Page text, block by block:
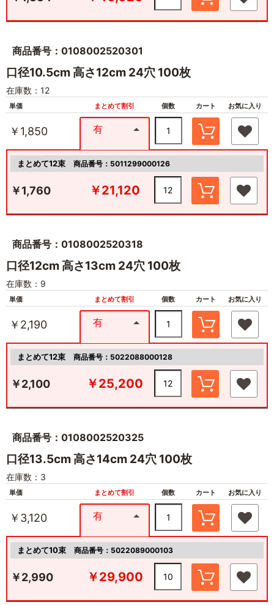
商品番号：0108002520301
口径10.5cm 高さ12cm 24穴 100枚
在庫数：12
単価 まとめて割引 個数 カート お気に入り
￥1,850 有
まとめて12束 商品番号：5011299000126
￥1,760 ￥21,120
商品番号：0108002520318
口径12cm 高さ13cm 24穴 100枚
在庫数：9
単価 まとめて割引 個数 カート お気に入り
￥2,190 有
まとめて12束 商品番号：5022088000128
￥2,100 ￥25,200
商品番号：0108002520325
口径13.5cm 高さ14cm 24穴 100枚
在庫数：3
単価 まとめて割引 個数 カート お気に入り
￥3,120 有
まとめて10束 商品番号：5022089000103
￥2,990 ￥29,900